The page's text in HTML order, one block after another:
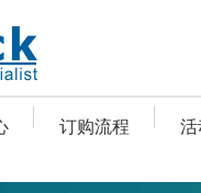
订购流程 活